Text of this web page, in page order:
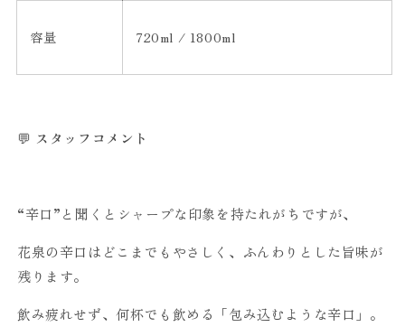
容量 720ml / 1800ml
💬 スタッフコメント
“辛口”と聞くとシャープな印象を持たれがちですが、
花泉の辛口はどこまでもやさしく、ふんわりとした旨味が
残ります。
飲み疲れせず、何杯でも飲める「包み込むような辛口」。